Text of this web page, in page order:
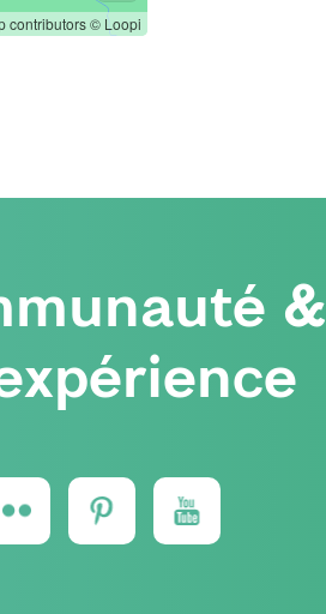
contributors© Loopi
&